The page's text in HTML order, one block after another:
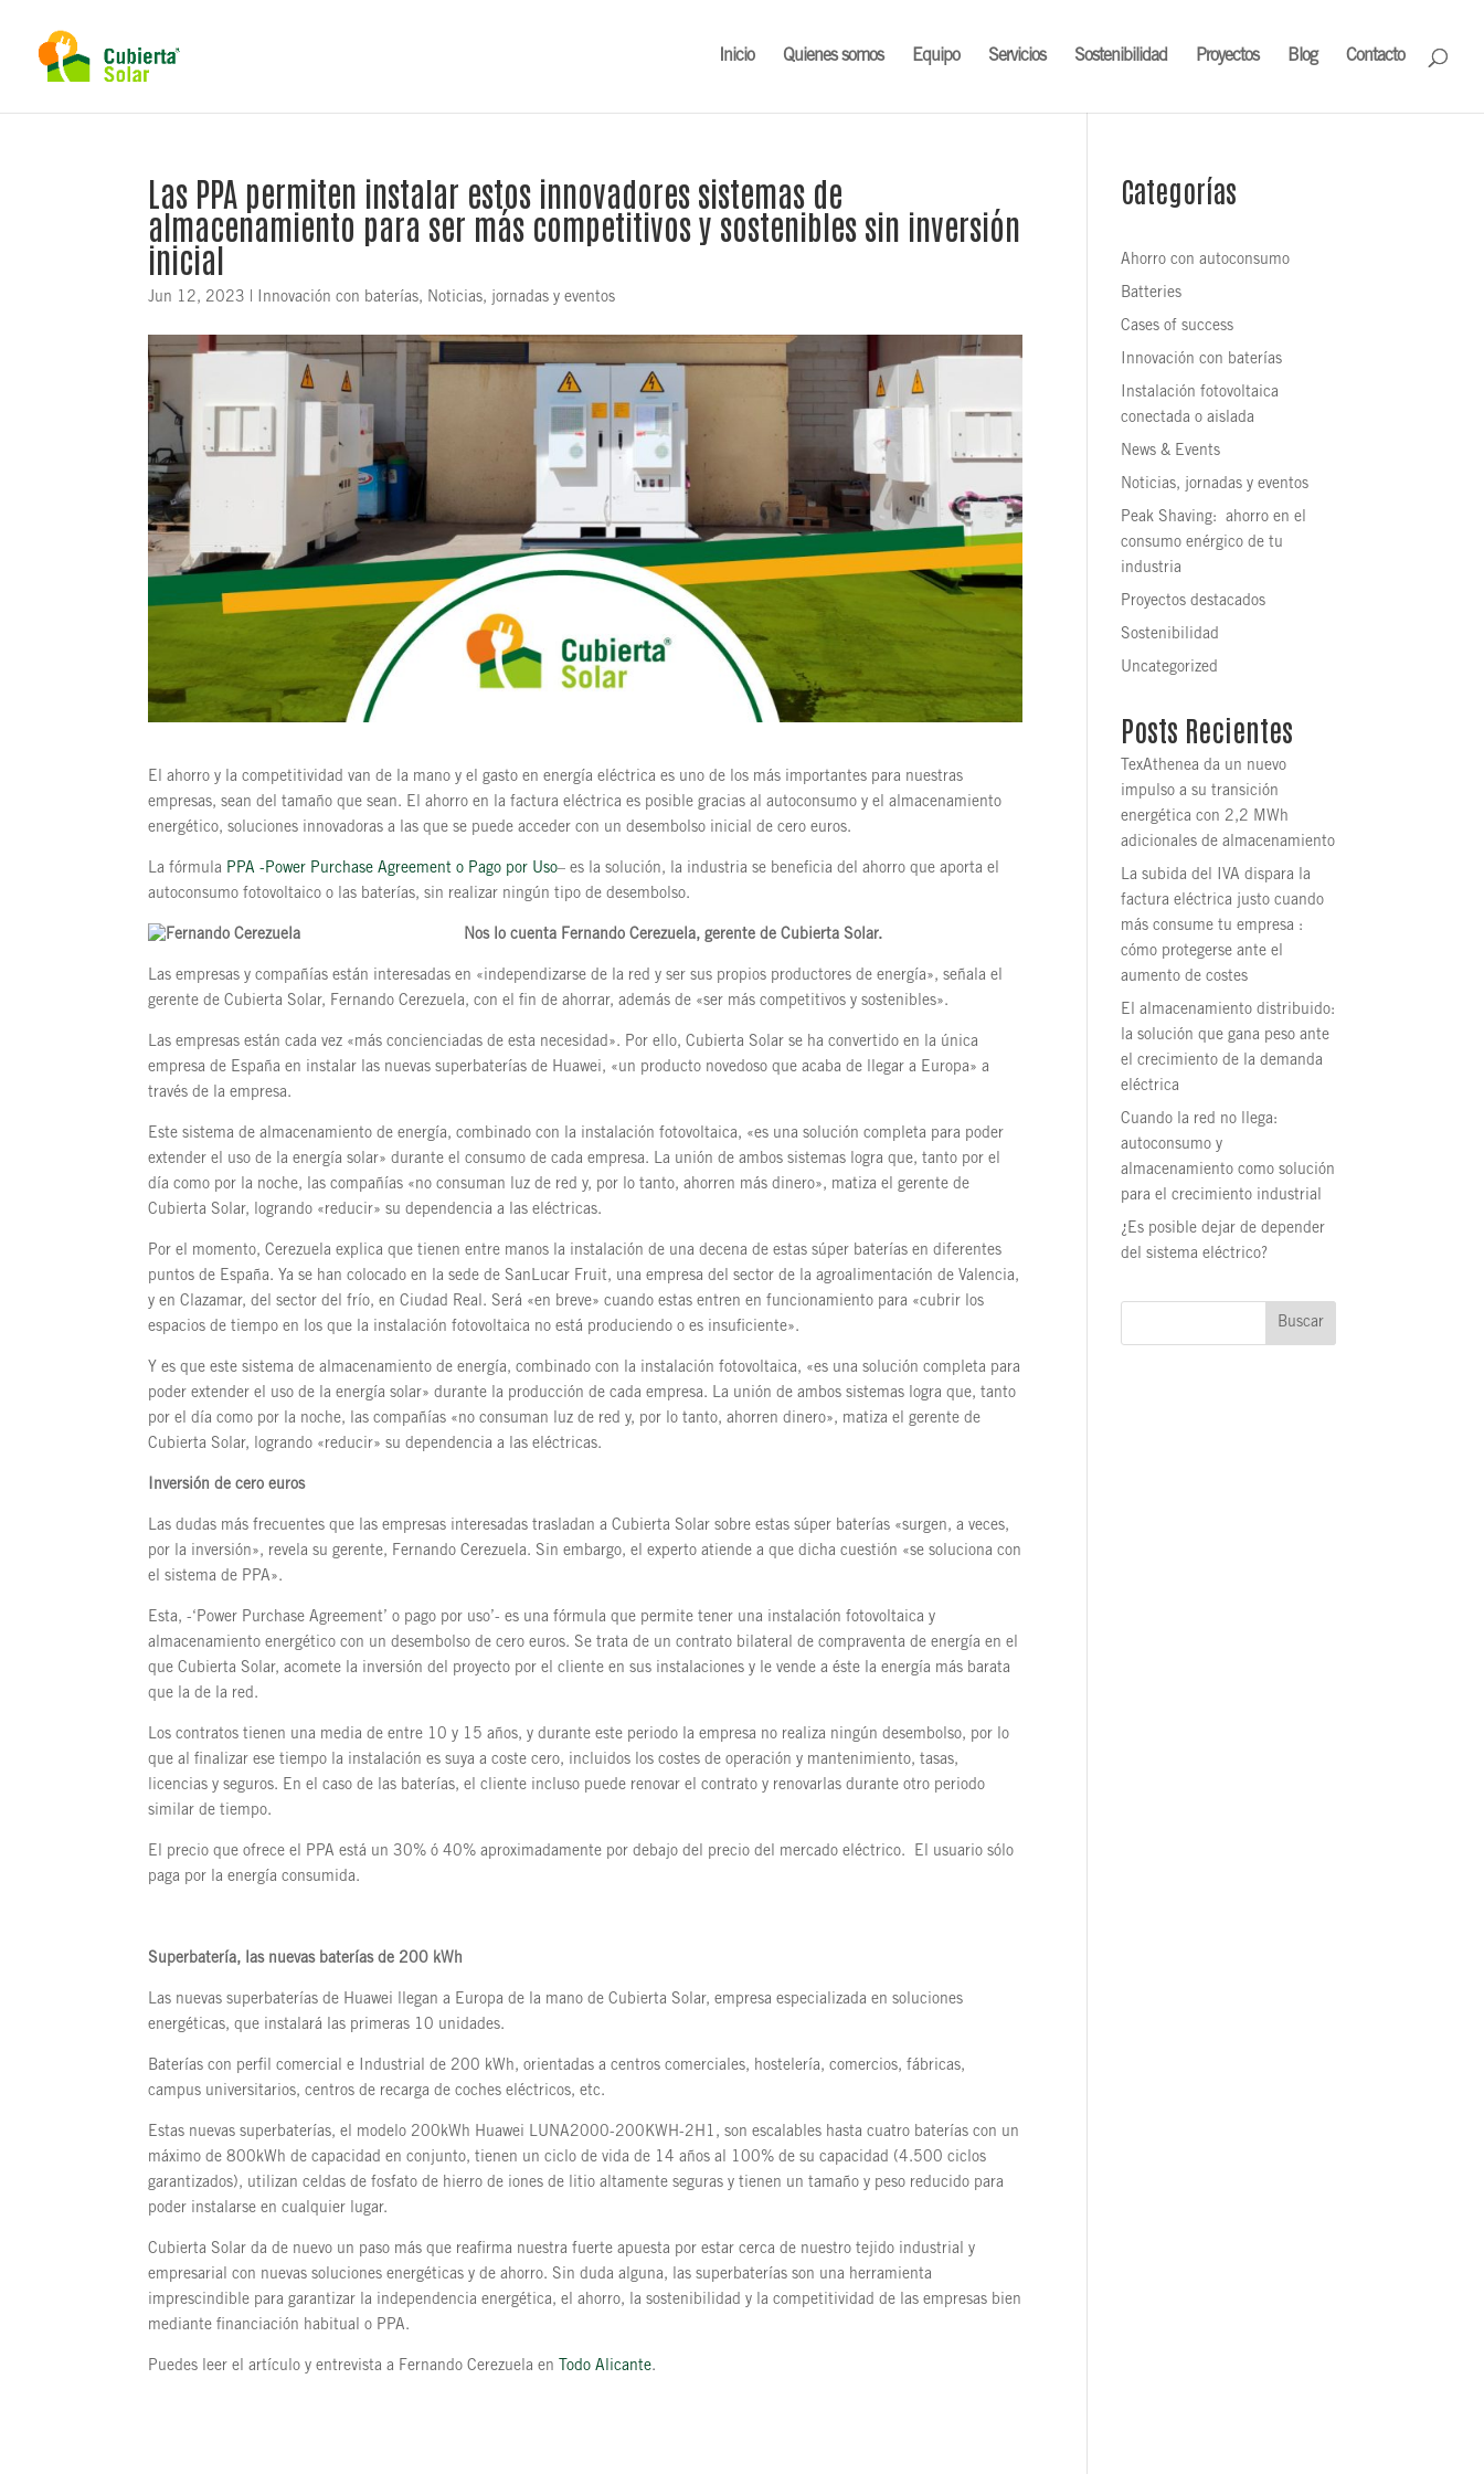
Inicio Quienes somos Equipo Servicios Sostenibilidad Proyectos Blog Contacto
Las PPA permiten instalar estos innovadores sistemas de
almacenamiento para ser más competitivos y sostenibles sin inversión
inicial
Jun 12, 2023 | Innovación con baterías, Noticias, jornadas y eventos
El ahorro y la competitividad van de la mano y el gasto en energía eléctrica es uno de los más importantes para nuestras
empresas, sean del tamaño que sean. El ahorro en la factura eléctrica es posible gracias al autoconsumo y el almacenamiento
energético, soluciones innovadoras a las que se puede acceder con un desembolso inicial de cero euros.
La fórmula PPA -Power Purchase Agreement o Pago por Uso– es la solución, la industria se beneficia del ahorro que aporta el
autoconsumo fotovoltaico o las baterías, sin realizar ningún tipo de desembolso.
Nos lo cuenta Fernando Cerezuela, gerente de Cubierta Solar.
Las empresas y compañías están interesadas en «independizarse de la red y ser sus propios productores de energía», señala el
gerente de Cubierta Solar, Fernando Cerezuela, con el fin de ahorrar, además de «ser más competitivos y sostenibles».
Las empresas están cada vez «más concienciadas de esta necesidad». Por ello, Cubierta Solar se ha convertido en la única
empresa de España en instalar las nuevas superbaterías de Huawei, «un producto novedoso que acaba de llegar a Europa» a
través de la empresa.
Este sistema de almacenamiento de energía, combinado con la instalación fotovoltaica, «es una solución completa para poder
extender el uso de la energía solar» durante el consumo de cada empresa. La unión de ambos sistemas logra que, tanto por el
día como por la noche, las compañías «no consuman luz de red y, por lo tanto, ahorren más dinero», matiza el gerente de
Cubierta Solar, logrando «reducir» su dependencia a las eléctricas.
Por el momento, Cerezuela explica que tienen entre manos la instalación de una decena de estas súper baterías en diferentes
puntos de España. Ya se han colocado en la sede de SanLucar Fruit, una empresa del sector de la agroalimentación de Valencia,
y en Clazamar, del sector del frío, en Ciudad Real. Será «en breve» cuando estas entren en funcionamiento para «cubrir los
espacios de tiempo en los que la instalación fotovoltaica no está produciendo o es insuficiente».
Y es que este sistema de almacenamiento de energía, combinado con la instalación fotovoltaica, «es una solución completa para
poder extender el uso de la energía solar» durante la producción de cada empresa. La unión de ambos sistemas logra que, tanto
por el día como por la noche, las compañías «no consuman luz de red y, por lo tanto, ahorren dinero», matiza el gerente de
Cubierta Solar, logrando «reducir» su dependencia a las eléctricas.
Inversión de cero euros
Las dudas más frecuentes que las empresas interesadas trasladan a Cubierta Solar sobre estas súper baterías «surgen, a veces,
por la inversión», revela su gerente, Fernando Cerezuela. Sin embargo, el experto atiende a que dicha cuestión «se soluciona con
el sistema de PPA».
Esta, -‘Power Purchase Agreement’ o pago por uso’- es una fórmula que permite tener una instalación fotovoltaica y
almacenamiento energético con un desembolso de cero euros. Se trata de un contrato bilateral de compraventa de energía en el
que Cubierta Solar, acomete la inversión del proyecto por el cliente en sus instalaciones y le vende a éste la energía más barata
que la de la red.
Los contratos tienen una media de entre 10 y 15 años, y durante este periodo la empresa no realiza ningún desembolso, por lo
que al finalizar ese tiempo la instalación es suya a coste cero, incluidos los costes de operación y mantenimiento, tasas,
licencias y seguros. En el caso de las baterías, el cliente incluso puede renovar el contrato y renovarlas durante otro periodo
similar de tiempo.
El precio que ofrece el PPA está un 30% ó 40% aproximadamente por debajo del precio del mercado eléctrico. El usuario sólo
paga por la energía consumida.
Superbatería, las nuevas baterías de 200 kWh
Las nuevas superbaterías de Huawei llegan a Europa de la mano de Cubierta Solar, empresa especializada en soluciones
energéticas, que instalará las primeras 10 unidades.
Baterías con perfil comercial e Industrial de 200 kWh, orientadas a centros comerciales, hostelería, comercios, fábricas,
campus universitarios, centros de recarga de coches eléctricos, etc.
Estas nuevas superbaterías, el modelo 200kWh Huawei LUNA2000-200KWH-2H1, son escalables hasta cuatro baterías con un
máximo de 800kWh de capacidad en conjunto, tienen un ciclo de vida de 14 años al 100% de su capacidad (4.500 ciclos
garantizados), utilizan celdas de fosfato de hierro de iones de litio altamente seguras y tienen un tamaño y peso reducido para
poder instalarse en cualquier lugar.
Cubierta Solar da de nuevo un paso más que reafirma nuestra fuerte apuesta por estar cerca de nuestro tejido industrial y
empresarial con nuevas soluciones energéticas y de ahorro. Sin duda alguna, las superbaterías son una herramienta
imprescindible para garantizar la independencia energética, el ahorro, la sostenibilidad y la competitividad de las empresas bien
mediante financiación habitual o PPA.
Puedes leer el artículo y entrevista a Fernando Cerezuela en Todo Alicante.
Categorías
Ahorro con autoconsumo
Batteries
Cases of success
Innovación con baterías
Instalación fotovoltaica
conectada o aislada
News & Events
Noticias, jornadas y eventos
Peak Shaving: ahorro en el
consumo enérgico de tu
industria
Proyectos destacados
Sostenibilidad
Uncategorized
Posts Recientes
TexAthenea da un nuevo
impulso a su transición
energética con 2,2 MWh
adicionales de almacenamiento
La subida del IVA dispara la
factura eléctrica justo cuando
más consume tu empresa :
cómo protegerse ante el
aumento de costes
El almacenamiento distribuido:
la solución que gana peso ante
el crecimiento de la demanda
eléctrica
Cuando la red no llega:
autoconsumo y
almacenamiento como solución
para el crecimiento industrial
¿Es posible dejar de depender
del sistema eléctrico?
Buscar